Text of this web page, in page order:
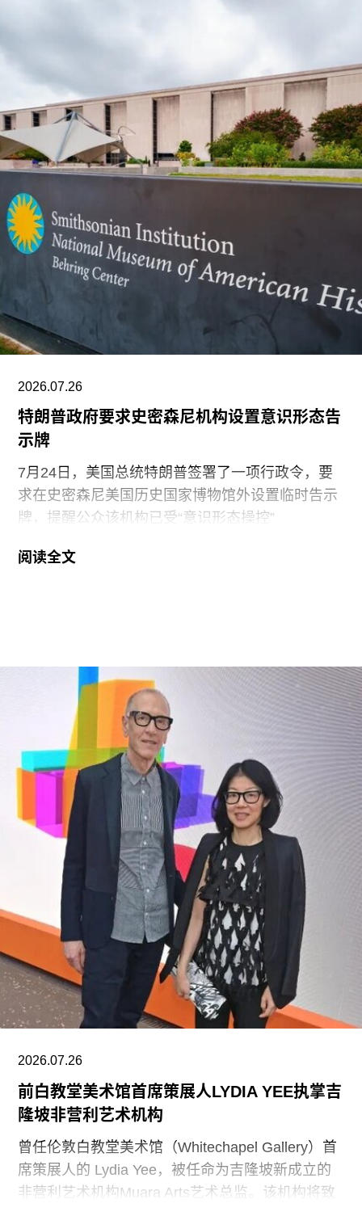
Qasimi）因被认为偏袒支持巴勒斯坦的参展艺术家
作为2028年悉尼双年展艺术总监，刘祺丰表示，他
计划在展览筹备阶段与澳大利亚原住民社群展开交
流。他在接受《艺术新闻》采访时表示：“原住民社
群对我策展实践的重要影响之一，在于他们让我思
考的时间跨度不再局限于双年展的三个月，而是将
视野扩展至数十万年的时间尺度。”
除了领导新加坡双年展外，刘祺丰还曾担任新加坡
艺术节艺术总监，以及香港西九龙文化区管理局戏
2026.07.26
特朗普政府要求史密森尼机构设置意识形态告
示牌
7月24日，美国总统特朗普签署了一项行政令，要
求在史密森尼美国历史国家博物馆外设置临时告示
牌，提醒公众该机构已受“意识形态操控”
持续针对史密森尼学会施压行动的进一步升级。他
其中，美国国家历史博物馆已成为特朗普持续抨击
的主要目标。在本月初发布的一份长达162页的报
告中，政府指责博物馆馆长安西娅·M·哈蒂格
（Anthea M. Hartig）在展览中传播“激进的行动主
义意识形态”。
根据这一行政令，新的指示牌将告知参观者，博物
馆现有展览“应予以改造”，以符合政府近期发布的
题为《拯救美国的故事：史密森尼学会美国国家历
史博物馆如何因意识形态操控而抹杀我们的历史遗
产》的报告。指示牌还将“引导游客前往能够获取关
于美国历史准确信息的地点和资源”。不过政府并未
具体说明其认可的具体地点或资源为何。
该行政令还指责博物馆在美国建国250周年之际未
能“适当地表彰”《独立宣言》签署者，并要求内政
他公共场所设置临时展览或标识，以纠正博物馆内
呈现的不准确信息”。
史密森尼学会尚未就行政令发表公开评论。上周，
哈蒂格出席了一场国会听证会，期间
阅读全文
2026.07.26
前白教堂美术馆首席策展人LYDIA YEE执掌吉
隆坡非营利艺术机构
曾任伦敦白教堂美术馆（Whitechapel Gallery）首
席策展人的 Lydia Yee，被任命为吉隆坡新成立的
非营利艺术机构Muara Arts艺术总监。该机构将致